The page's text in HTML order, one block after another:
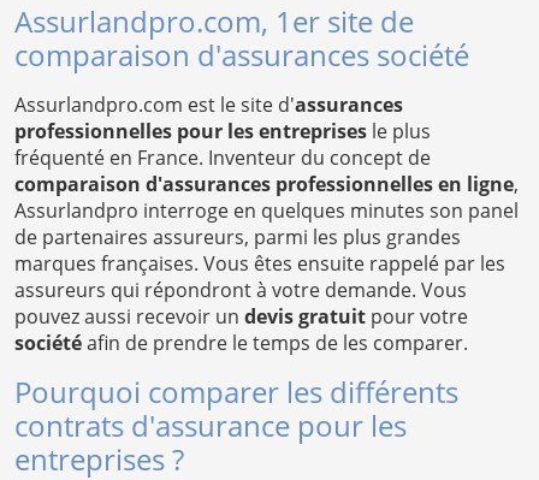
Assurlandpro.com, 1er site de
comparaison d'assurances société
Assurlandpro.com est le site d'assurances
professionnelles pour les entreprises le plus
fréquenté en France. Inventeur du concept de
comparaison d'assurances professionnelles en ligne,
Assurlandpro interroge en quelques minutes son panel
de partenaires assureurs, parmi les plus grandes
marques françaises. Vous êtes ensuite rappelé par les
assureurs qui répondront à votre demande. Vous
pouvez aussi recevoir un devis gratuit pour votre
sociétéafin de prendre le temps de les comparer.
Pourquoi comparer les différents
contrats d'assurance pour les
entreprises ?